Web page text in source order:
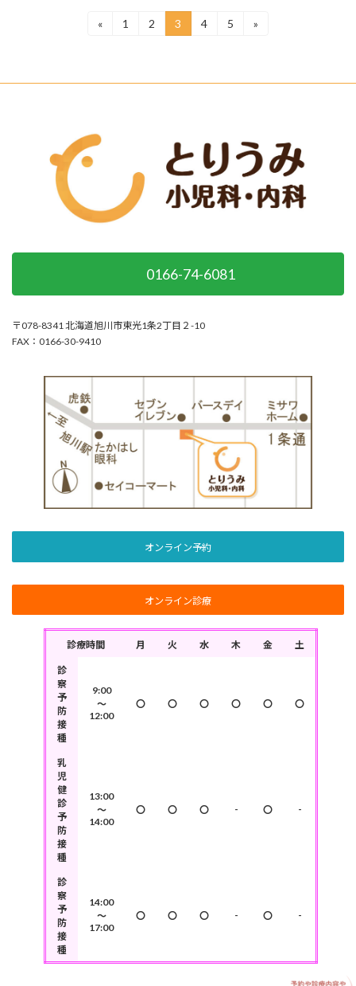
の
«
固
ジ
1
固
ジ
2
固
定
ジ
3
固
ジ
4
固
ジ
5 »
0166-74-6081
〒078-8341 北海道旭川市東光1条2丁目２-10
FAX：0166-30-9410
オンライン予約
オンライン診療
診療時間 月 火 水 木 金 土
診
察
予
防
接
種
9:00
～
12:00
〇 〇 〇 〇 〇 〇
乳
児
健
診
予
防
接
種
13:00
～
14:00
〇 〇 〇 - 〇 -
診
察
予
防
接
種
14:00
～
17:00
〇 〇 〇 - 〇 -